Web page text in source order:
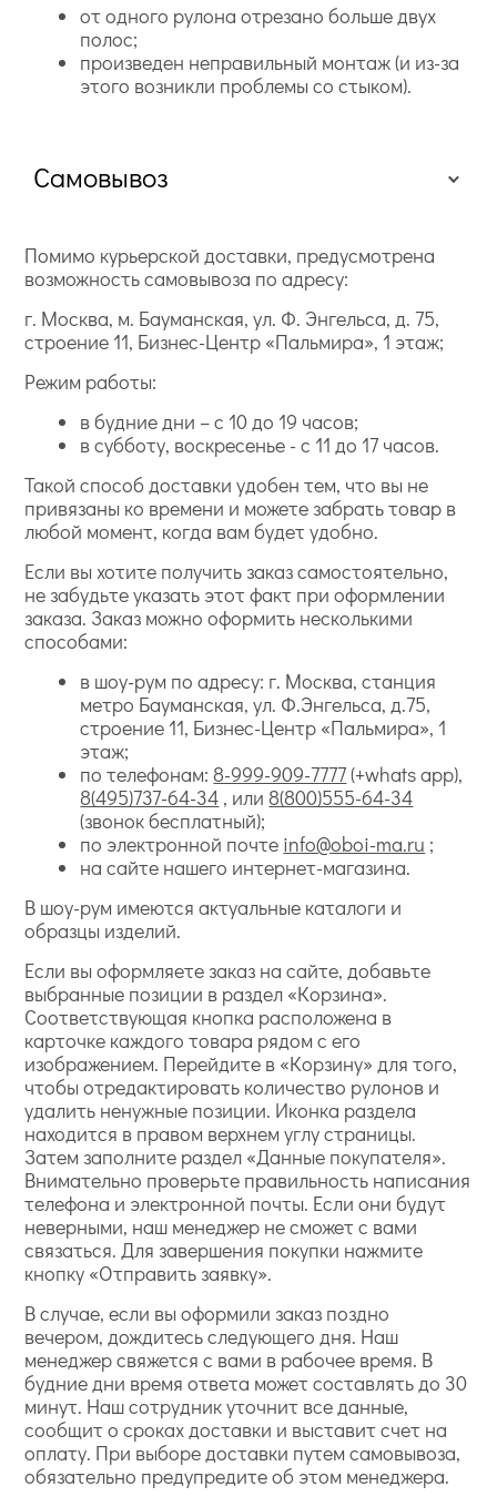
от одного рулона отрезано больше двух
полос;
произведен неправильный монтаж (и из-за
этого возникли проблемы со стыком).
Самовывоз
Помимо курьерской доставки, предусмотрена
возможность самовывоза по адресу:
г. Москва, м. Бауманская, ул. Ф. Энгельса, д. 75,
строение 11, Бизнес-Центр «Пальмира», 1 этаж;
Режим работы:
в будние дни – с 10 до 19 часов;
в субботу, воскресенье - с 11 до 17 часов.
Такой способ доставки удобен тем, что вы не
привязаны ко времени и можете забрать товар в
любой момент, когда вам будет удобно.
Если вы хотите получить заказ самостоятельно,
не забудьте указать этот факт при оформлении
заказа. Заказ можно оформить несколькими
способами:
в шоу-рум по адресу: г. Москва, станция
метро Бауманская, ул. Ф.Энгельса, д.75,
строение 11, Бизнес-Центр «Пальмира», 1
этаж;
по телефонам: 8-999-909-7777(+whats app),
8(495)737-64-34 , или 8(800)555-64-34
(звонок бесплатный);
по электронной почте info@oboi-ma.ru ;
на сайте нашего интернет-магазина.
В шоу-рум имеются актуальные каталоги и
образцы изделий.
Если вы оформляете заказ на сайте, добавьте
выбранные позиции в раздел «Корзина».
Соответствующая кнопка расположена в
карточке каждого товара рядом с его
изображением. Перейдите в «Корзину» для того,
чтобы отредактировать количество рулонов и
удалить ненужные позиции. Иконка раздела
находится в правом верхнем углу страницы.
Затем заполните раздел «Данные покупателя».
Внимательно проверьте правильность написания
телефона и электронной почты. Если они будут
неверными, наш менеджер не сможет с вами
связаться. Для завершения покупки нажмите
кнопку «Отправить заявку».
В случае, если вы оформили заказ поздно
вечером, дождитесь следующего дня. Наш
менеджер свяжется с вами в рабочее время. В
будние дни время ответа может составлять до 30
минут. Наш сотрудник уточнит все данные,
сообщит о сроках доставки и выставит счет на
оплату. При выборе доставки путем самовывоза,
обязательно предупредите об этом менеджера.